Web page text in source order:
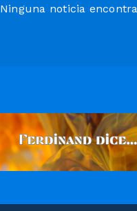
Ninguna noticia